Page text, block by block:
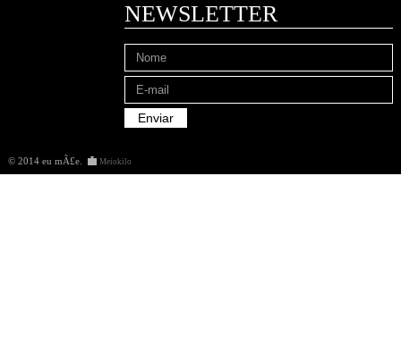
NEWSLETTER
© 2014 eu mÃ£e. Meiokilo